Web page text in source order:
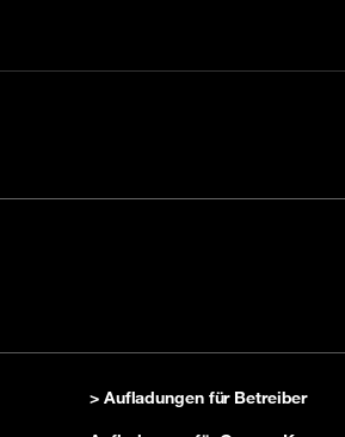
Nachfüllpackung
> Aufladungen für Betreiber